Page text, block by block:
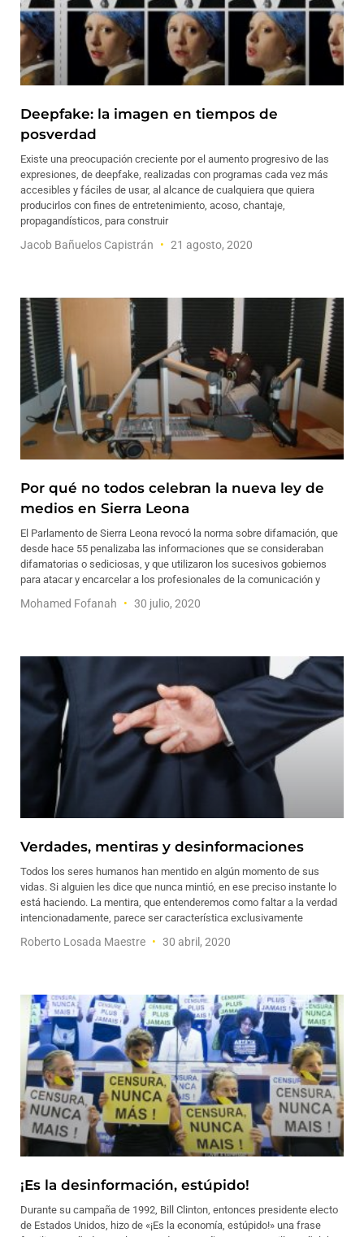
Deepfake: la imagen en tiempos de
posverdad
Existe una preocupación creciente por el aumento progresivo de las
expresiones, de deepfake, realizadas con programas cada vez más
accesibles y fáciles de usar, al alcance de cualquiera que quiera
producirlos con fines de entretenimiento, acoso, chantaje,
propagandísticos, para construir
Jacob Bañuelos Capistrán 21 agosto, 2020
Por qué no todos celebran la nueva ley de
medios en Sierra Leona
El Parlamento de Sierra Leona revocó la norma sobre difamación, que
desde hace 55 penalizaba las informaciones que se consideraban
difamatorias o sediciosas, y que utilizaron los sucesivos gobiernos
para atacar y encarcelar a los profesionales de la comunicación y
Mohamed Fofanah 30 julio, 2020
Verdades, mentiras y desinformaciones
Todos los seres humanos han mentido en algún momento de sus
vidas. Si alguien les dice que nunca mintió, en ese preciso instante lo
está haciendo. La mentira, que entenderemos como faltar a la verdad
intencionadamente, parece ser característica exclusivamente
Roberto Losada Maestre 30 abril, 2020
¡Es la desinformación, estúpido!
Durante su campaña de 1992, Bill Clinton, entonces presidente electo
de Estados Unidos, hizo de «¡Es la economía, estúpido!» una frase